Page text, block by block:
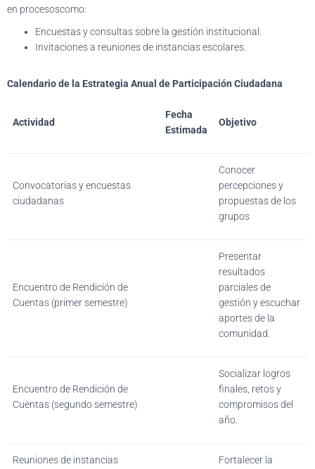
en procesoscomo:
Encuestas y consultas sobre la gestión institucional.
Invitaciones a reuniones de instancias escolares.
Calendario de la Estrategia Anual de Participación Ciudadana
Actividad
Fecha
Estimada
Objetivo
Convocatorias y encuestas
ciudadanas
Conocer
percepciones y
propuestas de los
grupos
Encuentro de Rendición de
Cuentas (primer semestre)
Presentar
resultados
parciales de
gestión y escuchar
aportes de la
comunidad.
Encuentro de Rendición de
Cuentas (segundo semestre)
Socializar logros
finales, retos y
compromisos del
año.
Reuniones de instancias
Fortalecer la